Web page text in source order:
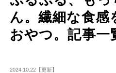
ん。繊細な食感
おやつ。記事一
2024.10.22【更新】